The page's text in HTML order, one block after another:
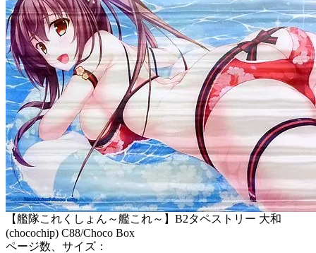
【艦隊これくしょん～艦これ～】B2タペストリー 大和
(chocochip) C88/Choco Box
ページ数、サイズ：